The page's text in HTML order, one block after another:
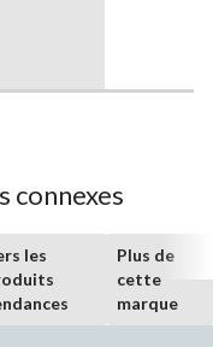
connexes
les
Plus de
cette
marque